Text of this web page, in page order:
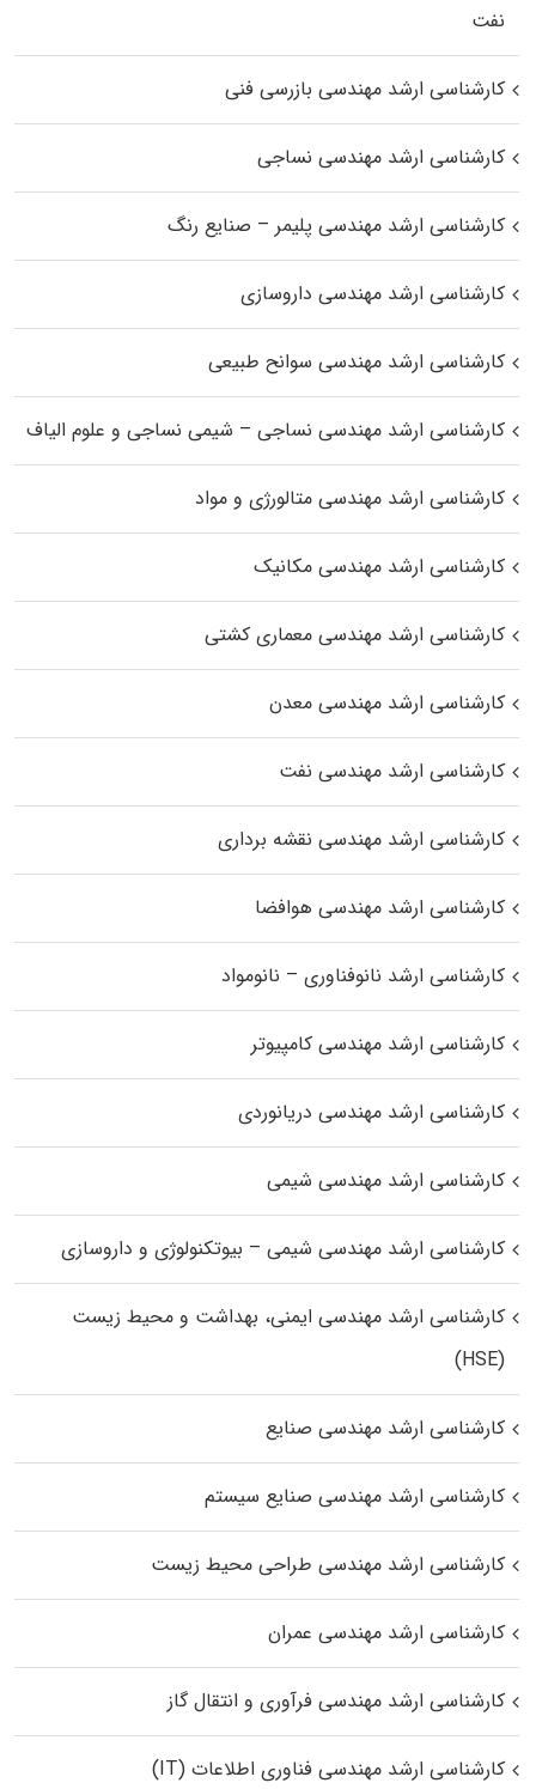
نفت
کارشناسی ارشد مهندسی بازرسی فنی
کارشناسی ارشد مهندسی نساجی
کارشناسی ارشد مهندسی پلیمر – صنایع رنگ
کارشناسی ارشد مهندسی داروسازی
کارشناسی ارشد مهندسی سوانح طبیعی
کارشناسی ارشد مهندسی نساجی – شیمی نساجی و علوم الیاف
کارشناسی ارشد مهندسی متالورژی و مواد
کارشناسی ارشد مهندسی مکانیک
کارشناسی ارشد مهندسی معماری کشتی
کارشناسی ارشد مهندسی معدن
کارشناسی ارشد مهندسی نفت
کارشناسی ارشد مهندسی نقشه برداری
کارشناسی ارشد مهندسی هوافضا
کارشناسی ارشد نانوفناوری – نانومواد
کارشناسی ارشد مهندسی کامپیوتر
کارشناسی ارشد مهندسی دریانوردی
کارشناسی ارشد مهندسی شیمی
کارشناسی ارشد مهندسی شیمی – بیوتکنولوژی و داروسازی
کارشناسی ارشد مهندسی ایمنی، بهداشت و محیط زیست
(HSE)
کارشناسی ارشد مهندسی صنایع
کارشناسی ارشد مهندسی صنایع سیستم
کارشناسی ارشد مهندسی طراحی محیط زیست
کارشناسی ارشد مهندسی عمران
کارشناسی ارشد مهندسی فرآوری و انتقال گاز
کارشناسی ارشد مهندسی فناوری اطلاعات (IT)